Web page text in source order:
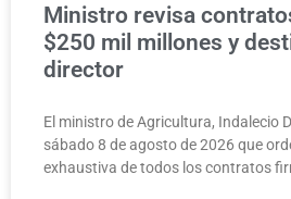
Ministro revisa
$250 mil millones y
director
El ministro de Agricultura, Indalecio
sábado 8 de agosto de 2026 que
exhaustiva de todos los contratos